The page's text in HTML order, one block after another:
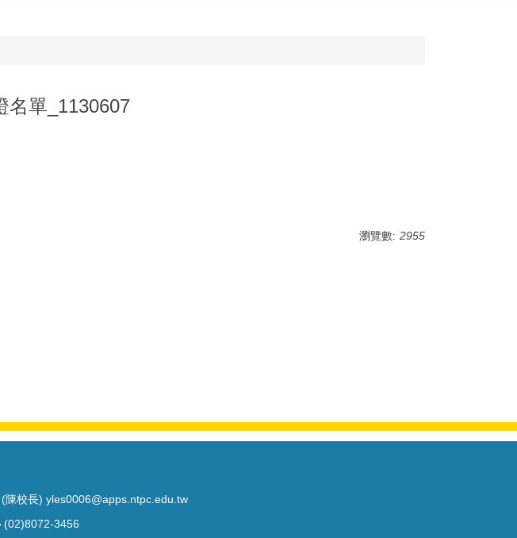
名單_1130607
瀏覽數: 2955
校長) yles0006@apps.ntpc.edu.tw
(02)8072-3456